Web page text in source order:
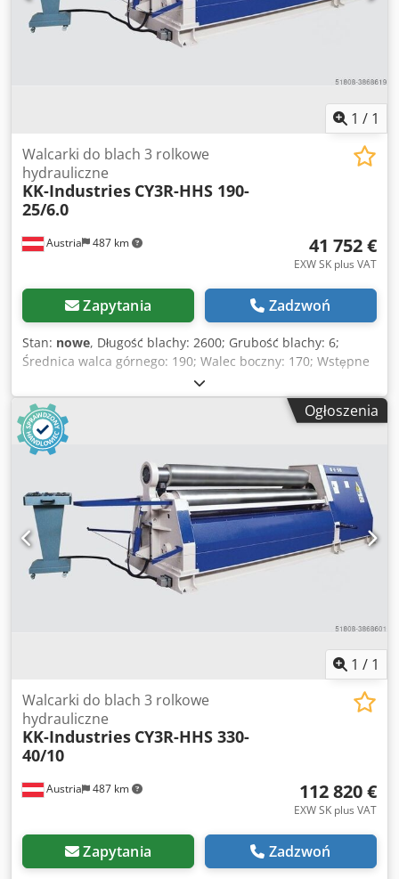
1 / 1
Austria 487 km
Walcarki do blach 3 rolkowe
hydrauliczne
KK-Industries CY3R-HHS 190-
25/6.0
41 752 €
EXW SK plus VAT
Zapytania Zadzwoń
Stan: nowe, Długość blachy: 2600; Grubość blachy: 6;
Średnica walca górnego: 190; Walec boczny: 170; Wstępne
gięcie: 4; Silnik: 3; Wymiary (DxSxW): 4450 x 1080 x 1160;
Masa ok.: 3350 Dane techniczne: - Walce hartowane i
polerowane - Korpus całkowicie wykonany ze stali ST-52 -
Urządzenie do gięcia stożkowego - Cyfrowy wskaźnik dla
walców bocznych - Przenośny panel sterowania - Walce
zamontowane na łożyskach - Osłona walca górnego
otwierana i zamykana hydraulicznie z poziomu panelu
sterowania - Wszystkie walce napędzane silnikiem
hydraulicznym i przekładnią planetarną - Ruchy boczne
napędzane hydraulicznie Opcje: - Zmienna prędkość
obrotowa EURO 4.682,-- - Stół podawczy do materiału na
zapytanie - Chłodnica oleju EURO 1.040,-- - Wspornik
Ogłoszenia
1 / 1
Austria 487 km
Walcarki do blach 3 rolkowe
hydrauliczne
KK-Industries CY3R-HHS 330-
40/10
112 820 €
EXW SK plus VAT
Zapytania Zadzwoń